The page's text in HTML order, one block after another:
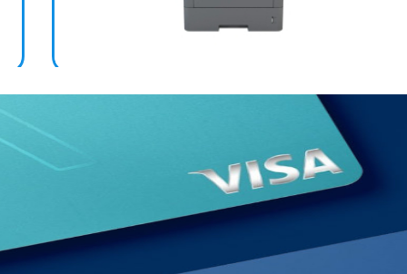
IMPRESORA BR MLT DCP-L5600DN LASER RED DUPLEX